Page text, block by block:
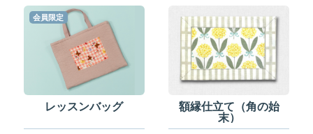
レッスンバッグ
会員限定
額縁仕立て（角の始
末）